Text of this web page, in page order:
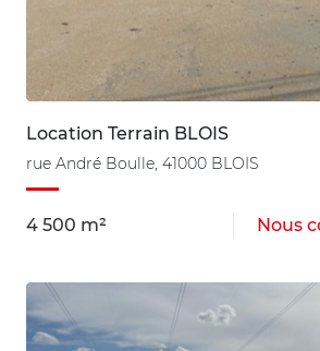
Location Terrain BLOIS
rue André Boulle, 41000 BLOIS
4 500 m² Nous